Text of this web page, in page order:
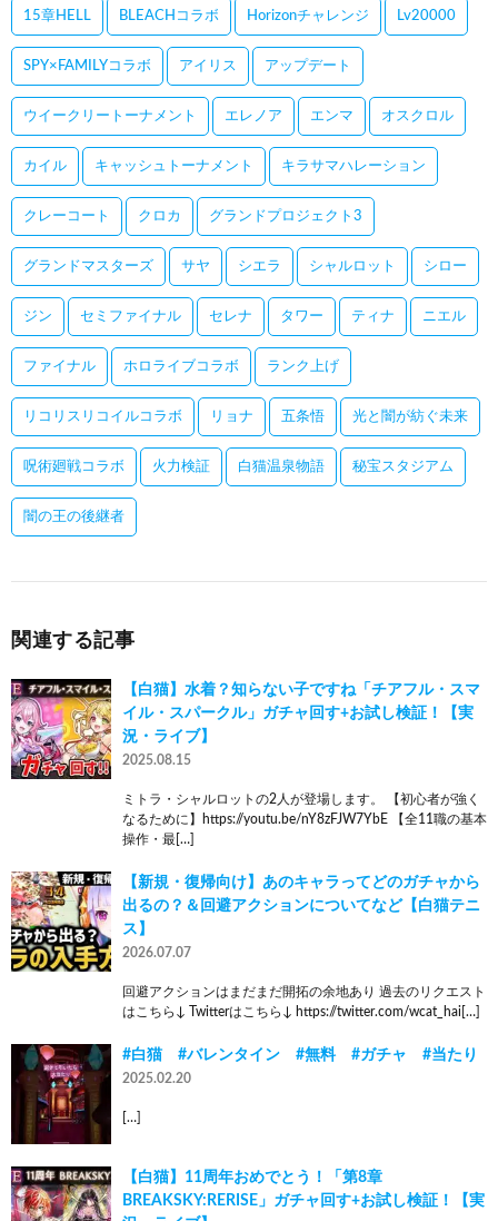
15章HELL BLEACHコラボ Horizonチャレンジ Lv20000
SPY×FAMILYコラボ アイリス アップデート
ウイークリートーナメント エレノア エンマ オスクロル
カイル キャッシュトーナメント キラサマハレーション
クレーコート クロカ グランドプロジェクト3
グランドマスターズ サヤ シエラ シャルロット シロー
ジン セミファイナル セレナ タワー ティナ ニエル
ファイナル ホロライブコラボ ランク上げ
リコリスリコイルコラボ リョナ 五条悟 光と闇が紡ぐ未来
呪術廻戦コラボ 火力検証 白猫温泉物語 秘宝スタジアム
闇の王の後継者
関連する記事
【白猫】水着？知らない子ですね「チアフル・スマ
イル・スパークル」ガチャ回す+お試し検証！【実
況・ライブ】
2025.08.15
ミトラ・シャルロットの2人が登場します。 【初心者が強く
なるために】https://youtu.be/nY8zFJW7YbE 【全11職の基本
操作・最[…]
【新規・復帰向け】あのキャラってどのガチャから
出るの？＆回避アクションについてなど【白猫テニ
ス】
2026.07.07
回避アクションはまだまだ開拓の余地あり 過去のリクエスト
はこちら↓ Twitterはこちら↓ https://twitter.com/wcat_hai[…]
#白猫 #バレンタイン #無料 #ガチャ #当たり
2025.02.20
[…]
【白猫】11周年おめでとう！「第8章
BREAKSKY:RERISE」ガチャ回す+お試し検証！【実